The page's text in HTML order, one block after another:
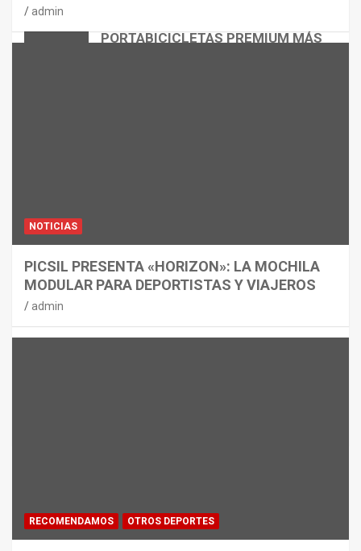
PORTABICICLETAS PREMIUM MÁS
admin
NOTICIAS
PICSIL PRESENTA «HORIZON»: LA MOCHILA
MODULAR PARA DEPORTISTAS Y VIAJEROS
admin
RECOMENDAMOS OTROS DEPORTES